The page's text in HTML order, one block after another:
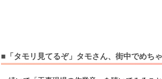
■「タモリ見てるぞ」タモさん、街中でめち